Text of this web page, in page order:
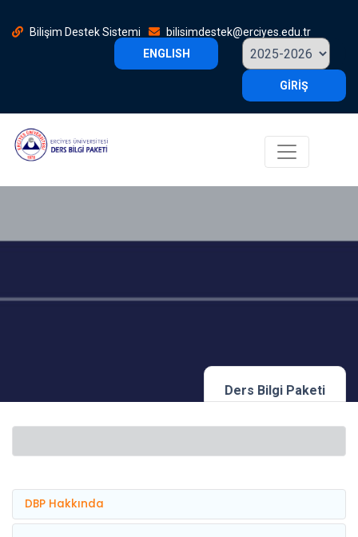
Bilişim Destek Sistemi
bilisimdestek@erciyes.edu.tr
ENGLISH
GİRİŞ
Ders Bilgi Paketi
DBP Hakkında